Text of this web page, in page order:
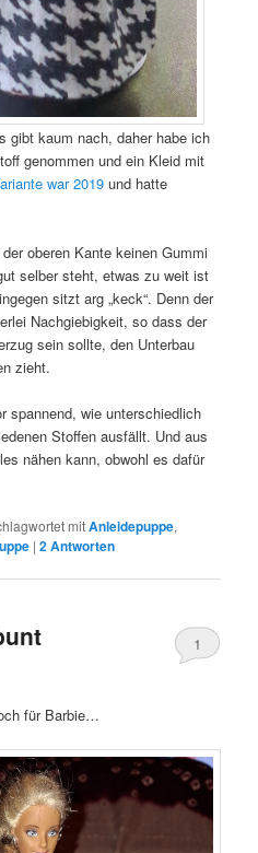
gibt kaum nach, daher habe ich
genommen und ein Kleid mit
war 2019 und hatte
oberen Kante keinen Gummi
selber steht, etwas zu weit ist
sitzt arg „keck“. Denn der
Nachgiebigkeit, so dass der
sein sollte, den Unterbau
zieht.
spannend, wie unterschiedlich
Stoffen ausfällt. Und aus
nähen kann, obwohl es dafür
mitAnleidepuppe,
|2Antworten
1
für Barbie…